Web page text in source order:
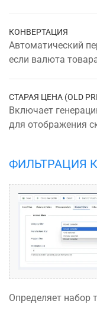
КОНВЕРТАЦИЯ
Автоматический
если валюта
СТАРАЯ ЦЕНА (OLD
Включает
для отображения
ФИЛЬТРАЦИЯ
Определяет набор